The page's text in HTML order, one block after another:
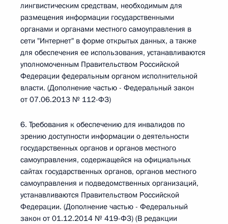
лингвистическим средствам, необходимым для
размещения информации государственными
органами и органами местного самоуправления в
сети "Интернет" в форме открытых данных, а также
для обеспечения ее использования, устанавливаются
уполномоченным Правительством Российской
Федерации федеральным органом исполнительной
власти. (Дополнение частью - Федеральный закон
от 07.06.2013 № 112-ФЗ)
6. Требования к обеспечению для инвалидов по
зрению доступности информации о деятельности
государственных органов и органов местного
самоуправления, содержащейся на официальных
сайтах государственных органов, органов местного
самоуправления и подведомственных организаций,
устанавливаются Правительством Российской
Федерации. (Дополнение частью - Федеральный
закон от 01.12.2014 № 419-ФЗ) (В редакции